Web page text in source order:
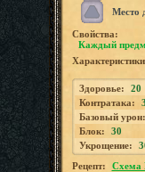
Место
Свойства:
Каждый
Здоровье:
20
Контратака:
Базовый урон:
Блок:
30
Укрощение:
Рецепт:
Схема